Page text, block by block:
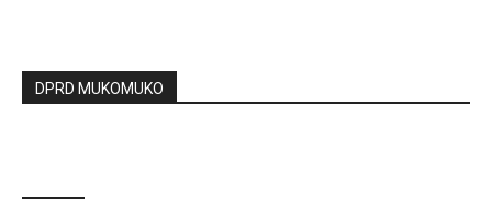
DPRD MUKOMUKO